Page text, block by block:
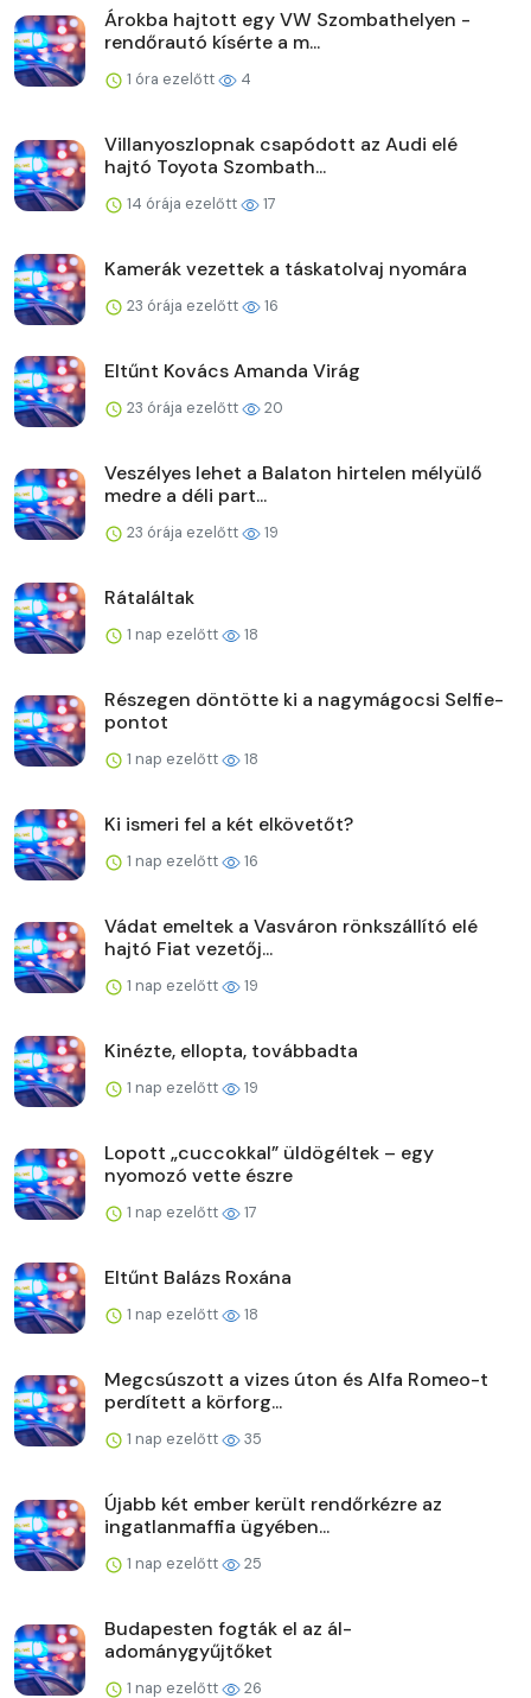
Árokba hajtott egy VW Szombathelyen -
rendőrautó kísérte a m...
1 óra ezelőtt 4
Villanyoszlopnak csapódott az Audi elé
hajtó Toyota Szombath...
14 órája ezelőtt 17
Kamerák vezettek a táskatolvaj nyomára
23 órája ezelőtt 16
Eltűnt Kovács Amanda Virág
23 órája ezelőtt 20
Veszélyes lehet a Balaton hirtelen mélyülő
medre a déli part...
23 órája ezelőtt 19
Rátaláltak
1 nap ezelőtt 18
Részegen döntötte ki a nagymágocsi Selfie-
pontot
1 nap ezelőtt 18
Ki ismeri fel a két elkövetőt?
1 nap ezelőtt 16
Vádat emeltek a Vasváron rönkszállító elé
hajtó Fiat vezetőj...
1 nap ezelőtt 19
Kinézte, ellopta, továbbadta
1 nap ezelőtt 19
Lopott „cuccokkal” üldögéltek – egy
nyomozó vette észre
1 nap ezelőtt 17
Eltűnt Balázs Roxána
1 nap ezelőtt 18
Megcsúszott a vizes úton és Alfa Romeo-t
perdített a körforg...
1 nap ezelőtt 35
Újabb két ember került rendőrkézre az
ingatlanmaffia ügyében...
1 nap ezelőtt 25
Budapesten fogták el az ál-
adománygyűjtőket
1 nap ezelőtt 26